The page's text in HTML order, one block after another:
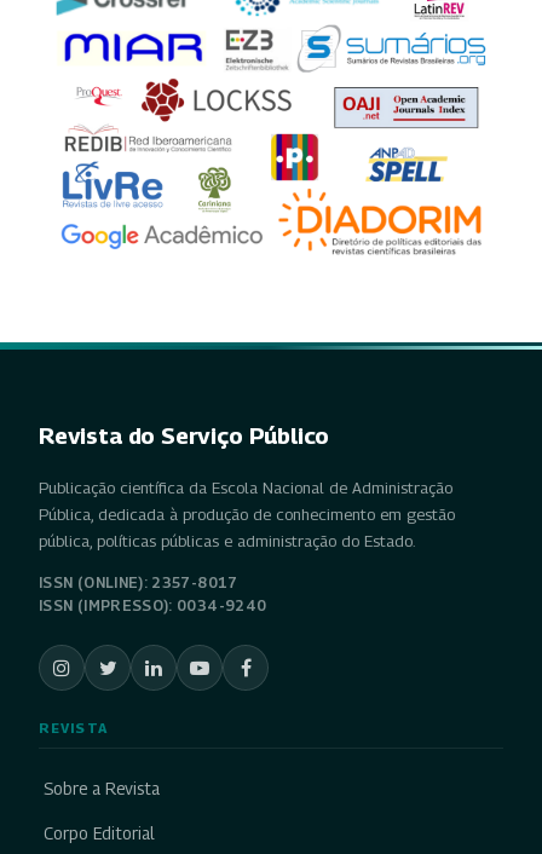
Revista do Serviço Público
Publicação científica da Escola Nacional de Administração
Pública, dedicada à produção de conhecimento em gestão
pública, políticas públicas e administração do Estado.
ISSN (ONLINE): 2357-8017
ISSN (IMPRESSO): 0034-9240
REVISTA
Sobre a Revista
Corpo Editorial